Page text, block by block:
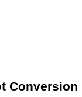
Conversion